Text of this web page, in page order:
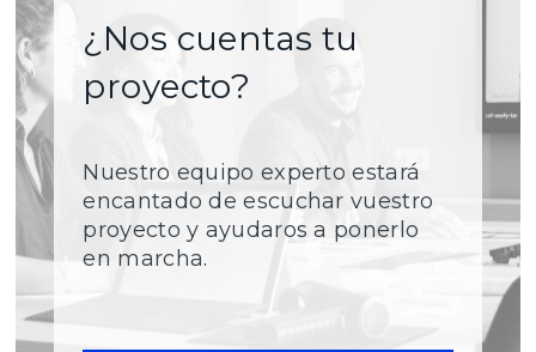
¿Nos cuentas tu
proyecto?
Nuestro equipo experto estará
encantado de escuchar vuestro
proyecto y ayudaros a ponerlo
en marcha.